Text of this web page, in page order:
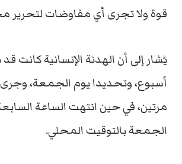
قوة ولا تجرى أي مفاوضات لتحرير
يُشار إلى أن الهدنة الإنسانية كانت
أسبوع، وتحديدا يوم الجمعة،
مرتين، في حين انتهت الساعة
الجمعة بالتوقيت المحلي.